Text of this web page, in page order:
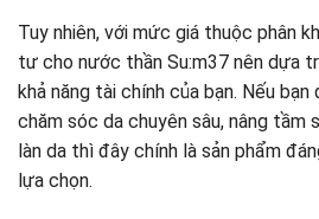
Tuy nhiên, với mức giá thuộc phân
tư cho nước thần Su:m37 nên dựa
khả năng tài chính của bạn. Nếu
chăm sóc da chuyên sâu, nâng tầm
làn da thì đây chính là sản phẩm
lựa chọn.